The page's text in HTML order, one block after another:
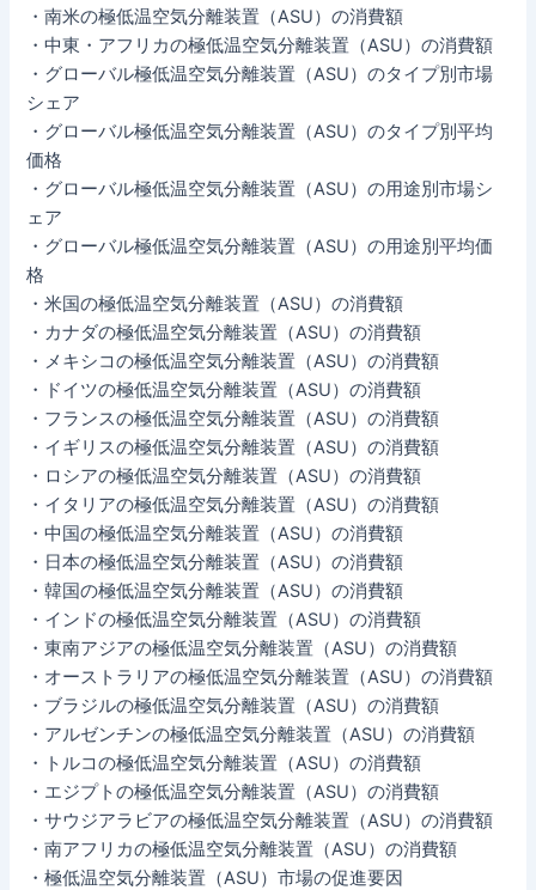
・南米の極低温空気分離装置（ASU）の消費額
・中東・アフリカの極低温空気分離装置（ASU）の消費額
・グローバル極低温空気分離装置（ASU）のタイプ別市場
シェア
・グローバル極低温空気分離装置（ASU）のタイプ別平均
価格
・グローバル極低温空気分離装置（ASU）の用途別市場シ
ェア
・グローバル極低温空気分離装置（ASU）の用途別平均価
格
・米国の極低温空気分離装置（ASU）の消費額
・カナダの極低温空気分離装置（ASU）の消費額
・メキシコの極低温空気分離装置（ASU）の消費額
・ドイツの極低温空気分離装置（ASU）の消費額
・フランスの極低温空気分離装置（ASU）の消費額
・イギリスの極低温空気分離装置（ASU）の消費額
・ロシアの極低温空気分離装置（ASU）の消費額
・イタリアの極低温空気分離装置（ASU）の消費額
・中国の極低温空気分離装置（ASU）の消費額
・日本の極低温空気分離装置（ASU）の消費額
・韓国の極低温空気分離装置（ASU）の消費額
・インドの極低温空気分離装置（ASU）の消費額
・東南アジアの極低温空気分離装置（ASU）の消費額
・オーストラリアの極低温空気分離装置（ASU）の消費額
・ブラジルの極低温空気分離装置（ASU）の消費額
・アルゼンチンの極低温空気分離装置（ASU）の消費額
・トルコの極低温空気分離装置（ASU）の消費額
・エジプトの極低温空気分離装置（ASU）の消費額
・サウジアラビアの極低温空気分離装置（ASU）の消費額
・南アフリカの極低温空気分離装置（ASU）の消費額
・極低温空気分離装置（ASU）市場の促進要因